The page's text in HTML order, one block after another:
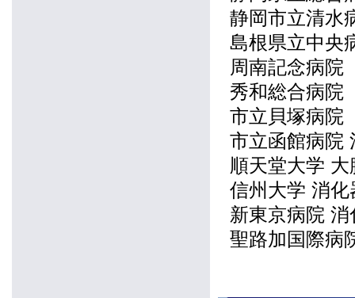
静岡市立清
島根県立中
周南記念病
秀和総合病
市立貝塚病
市立函館病院
順天堂大学 大
信州大学 消
新東京病院
聖路加国際